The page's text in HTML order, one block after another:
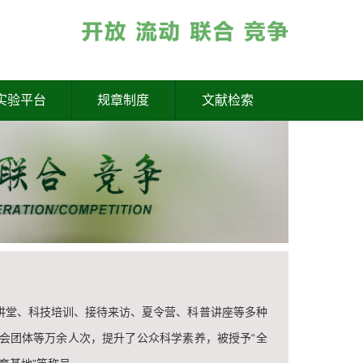
验平台 规章制度 文献检索
、科技培训、接待来访、夏令营、科普讲座等多种
团体等万余人次，提升了公众科学素养，被授予“全